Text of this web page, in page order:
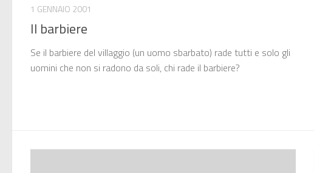
1 GENNAIO 2001
Il barbiere
Se il barbiere del villaggio (un uomo sbarbato) rade tutti e solo gli
uomini che non si radono da soli, chi rade il barbiere?